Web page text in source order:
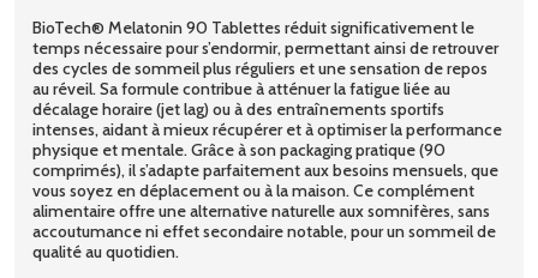
BioTech® Melatonin 90 Tablettes réduit significativement le
temps nécessaire pour s’endormir, permettant ainsi de retrouver
des cycles de sommeil plus réguliers et une sensation de repos
au réveil. Sa formule contribue à atténuer la fatigue liée au
décalage horaire (jet lag) ou à des entraînements sportifs
intenses, aidant à mieux récupérer et à optimiser la performance
physique et mentale. Grâce à son packaging pratique (90
comprimés), il s’adapte parfaitement aux besoins mensuels, que
vous soyez en déplacement ou à la maison. Ce complément
alimentaire offre une alternative naturelle aux somnifères, sans
accoutumance ni effet secondaire notable, pour un sommeil de
qualité au quotidien.